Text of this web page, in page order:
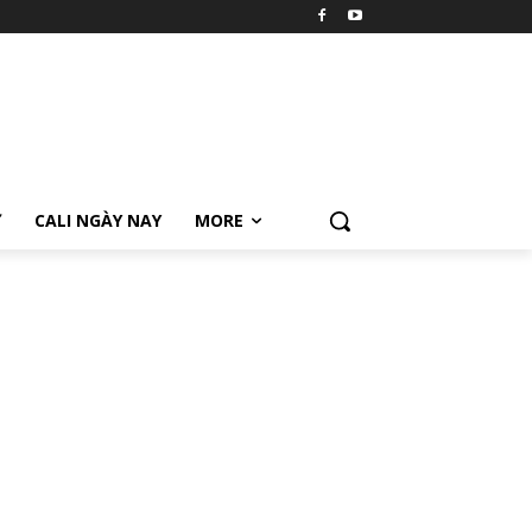
CALI NGÀY NAY MORE